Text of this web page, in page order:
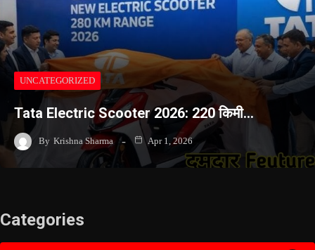
UNCATEGORIZED
Tata Electric Scooter 2026: 220 किमी…
By Krishna Sharma Apr 1, 2026
Categories